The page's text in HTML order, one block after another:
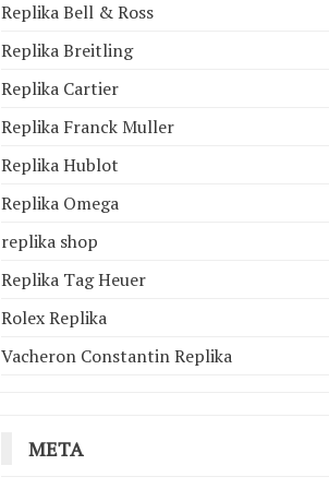
Replika Bell & Ross
Replika Breitling
Replika Cartier
Replika Franck Muller
Replika Hublot
Replika Omega
replika shop
Replika Tag Heuer
Rolex Replika
Vacheron Constantin Replika
META